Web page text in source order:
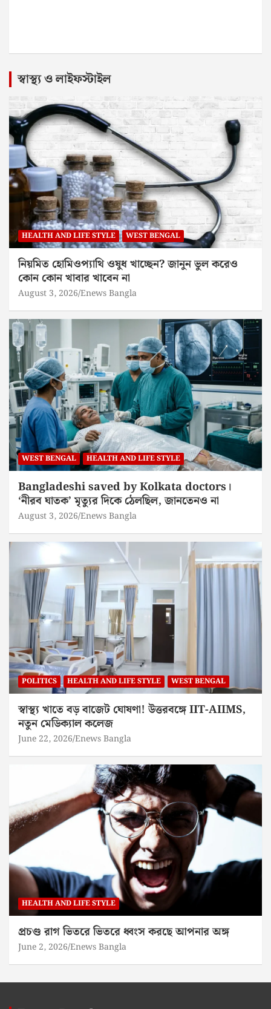
স্বাস্থ্য ও লাইফস্টাইল
HEALTH AND LIFE STYLE WEST BENGAL
নিয়মিত হোমিওপ্যাথি ওষুধ খাচ্ছেন? জানুন ভুল করেও
কোন কোন খাবার খাবেন না
August 3, 2026 Enews Bangla
WEST BENGAL HEALTH AND LIFE STYLE
Bangladeshi saved by Kolkata doctors।
‘নীরব ঘাতক’ মৃত্যুর দিকে ঠেলছিল, জানতেনও না
August 3, 2026 Enews Bangla
POLITICS HEALTH AND LIFE STYLE WEST BENGAL
স্বাস্থ্য খাতে বড় বাজেট ঘোষণা! উত্তরবঙ্গে IIT-AIIMS,
নতুন মেডিক্যাল কলেজ
June 22, 2026 Enews Bangla
HEALTH AND LIFE STYLE
প্রচণ্ড রাগ ভিতরে ভিতরে ধ্বংস করছে আপনার অঙ্গ
June 2, 2026 Enews Bangla